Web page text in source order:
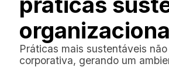
Práticas mais sustentáveis
corporativa, gerando um